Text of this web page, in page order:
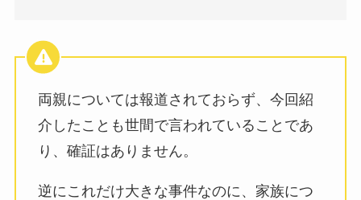
両親については報道されておらず、今回紹
介したことも世間で言われていることであ
り、確証はありません。
逆にこれだけ大きな事件なのに、家族につ